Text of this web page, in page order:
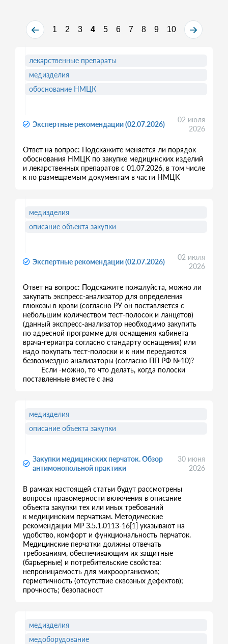
1 2 3 4 5 6 7 8 9 10
Экспертные рекомендации (02.07.2026)
02 июля
2026
Ответ на вопрос: Подскажите меняется ли порядок
обоснования НМЦК по закупке медицинских изделий
и лекарственных препаратов с 01.07.2026, в том числе
к по размещаемым документам в части НМЦК
лекарственные препараты
медизделия
обоснование НМЦК
Экспертные рекомендации (02.07.2026)
02 июля
2026
Ответ на вопрос: Подскажите пожалуйста, можно ли
закупать экспресс-анализатор для определения
глюкозы в крови (согласно РУ он поставляется с
небольшим количеством тест-полосок и ланцетов)
(данный экспресс-анализатор необходимо закупить
по адресной программе для оснащения кабинета
врача-гериатра согласно стандарту оснащения) или
надо покупать тест-полоски и к ним передаются
безвозмездно анализаторы (согласно ПП РФ №10)?
Если -можно, то что делать, когда полоски
поставленные вместе с ана
медизделия
описание объекта закупки
Закупки медицинских перчаток. Обзор
антимонопольной практики
30 июня
2026
В рамках настоящей статьи будут рассмотрены
вопросы правомерности включения в описание
объекта закупки тех или иных требований
к медицинским перчаткам. Методические
рекомендации МР 3.5.1.0113-16[1] указывают на
удобство, комфорт и функциональность перчаток.
Медицинские перчатки должны отвечать
требованиям, обеспечивающим их защитные
(барьерные) и потребительские свойства:
непроницаемость для микроорганизмов;
герметичность (отсутствие сквозных дефектов);
прочность; безопасност
медизделия
описание объекта закупки
медизделия
медоборудование